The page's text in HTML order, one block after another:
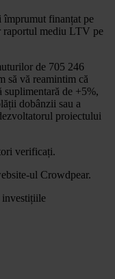
finanțat pe
raportul mediu LTV pe
de 705 246
să vă reamintim că
suplimentară de +5%,
dobânzii sau a
proiectului
verificați.
ul Crowdpear.
investițiile